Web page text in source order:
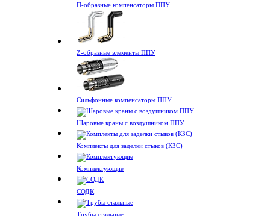
П-образные компенсаторы ППУ
Z-образные элементы ППУ
Сильфонные компенсаторы ППУ
Шаровые краны с воздушником ППУ
Комплекты для заделки стыков (КЗС)
Комплектующие
СОДК
Трубы стальные